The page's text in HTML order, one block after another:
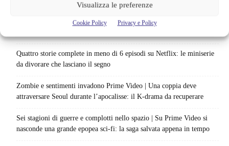
Visualizza le preferenze
Cookie Policy Privacy e Policy
È lui il nuovo James Bond, l’indiscrezione scatena il delirio dei fan |
Quattro storie complete in meno di 6 episodi su Netflix: le miniserie
da divorare che lasciano il segno
Zombie e sentimenti invadono Prime Video | Una coppia deve
attraversare Seoul durante l’apocalisse: il K-drama da recuperare
Sei stagioni di guerre e complotti nello spazio | Su Prime Video si
nasconde una grande epopea sci-fi: la saga salvata appena in tempo